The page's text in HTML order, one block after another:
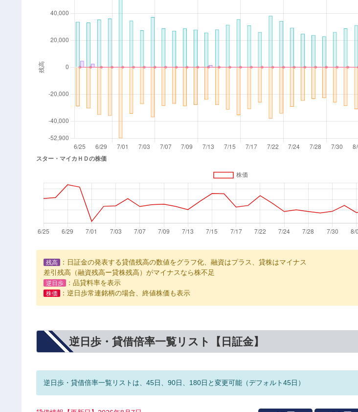
残高
：日証金の発表する貸借残高の数値をグラフ化、融資はプラス、貸株はマイナス
差引残高（融資残高ー貸株残高）がマイナスなら株不足
逆日歩 ：品貸料率を表示
株価 ：逆日歩常連銘柄の場合、終値株価も表示
逆日歩・貸借倍率一覧リスト【日証金】
逆日歩・貸借倍率一覧リストは、45日、90日、180日と変更可能（デフォルト45日）